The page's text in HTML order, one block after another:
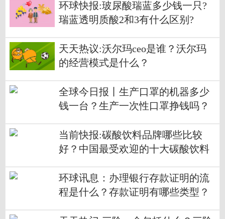
环球快报:玻尿酸瑞蓝多少钱一只?
瑞蓝透明质酸2和3有什么区别?
天天热议:沃尔玛ceo是谁？沃尔玛
的经营模式是什么？
全球今日报丨生产口罩的机器多少
钱一台？生产一次性口罩挣钱吗？
当前快报:碳酸饮料品牌哪些比较
好？中国最受欢迎的十大碳酸饮料
环球讯息：办理银行存款证明的流
程是什么？存款证明有哪些类型？